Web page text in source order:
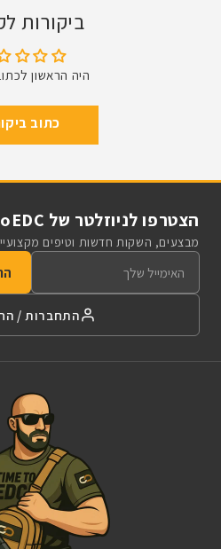
ביקורות
היה הראשון
כתוב
הצטרפו לניוזלטר של TimeToEDC
מבצעים, השקות חדשות וטיפים
התחברות /